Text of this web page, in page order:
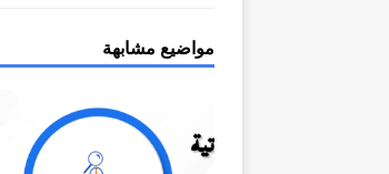
مواضيع مشابهة